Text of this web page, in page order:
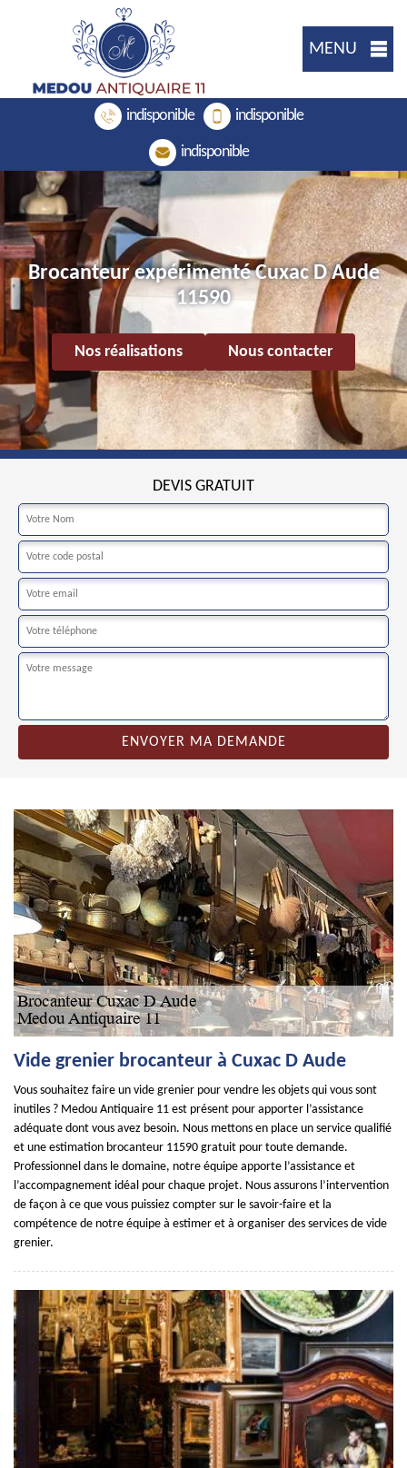
MENU
indisponible indisponible
indisponible
Brocanteur expérimenté Cuxac D Aude
11590
Nos réalisations Nous contacter
DEVIS GRATUIT
Vide grenier brocanteur à Cuxac D Aude
Vous souhaitez faire un vide grenier pour vendre les objets qui vous sont
inutiles ? Medou Antiquaire 11 est présent pour apporter l’assistance
adéquate dont vous avez besoin. Nous mettons en place un service qualifié
et une estimation brocanteur 11590 gratuit pour toute demande.
Professionnel dans le domaine, notre équipe apporte l’assistance et
l’accompagnement idéal pour chaque projet. Nous assurons l’intervention
de façon à ce que vous puissiez compter sur le savoir-faire et la
compétence de notre équipe à estimer et à organiser des services de vide
grenier.